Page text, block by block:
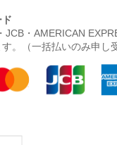
JCB・AMERICAN
。（一括払いのみ申し